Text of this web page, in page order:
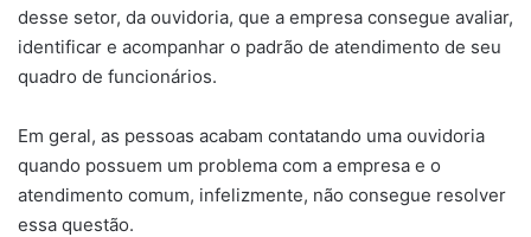
desse setor, da ouvidoria, que a empresa consegue avaliar,
identificar e acompanhar o padrão de atendimento de seu
quadro de funcionários.
Em geral, as pessoas acabam contatando uma ouvidoria
quando possuem um problema com a empresa e o
atendimento comum, infelizmente, não consegue resolver
essa questão.